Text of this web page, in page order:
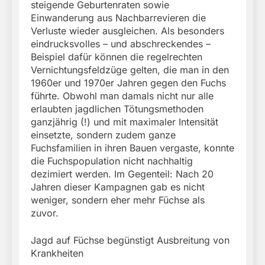
steigende Geburtenraten sowie
Einwanderung aus Nachbarrevieren die
Verluste wieder ausgleichen. Als besonders
eindrucksvolles – und abschreckendes –
Beispiel dafür können die regelrechten
Vernichtungsfeldzüge gelten, die man in den
1960er und 1970er Jahren gegen den Fuchs
führte. Obwohl man damals nicht nur alle
erlaubten jagdlichen Tötungsmethoden
ganzjährig (!) und mit maximaler Intensität
einsetzte, sondern zudem ganze
Fuchsfamilien in ihren Bauen vergaste, konnte
die Fuchspopulation nicht nachhaltig
dezimiert werden. Im Gegenteil: Nach 20
Jahren dieser Kampagnen gab es nicht
weniger, sondern eher mehr Füchse als
zuvor.
Jagd auf Füchse begünstigt Ausbreitung von
Krankheiten